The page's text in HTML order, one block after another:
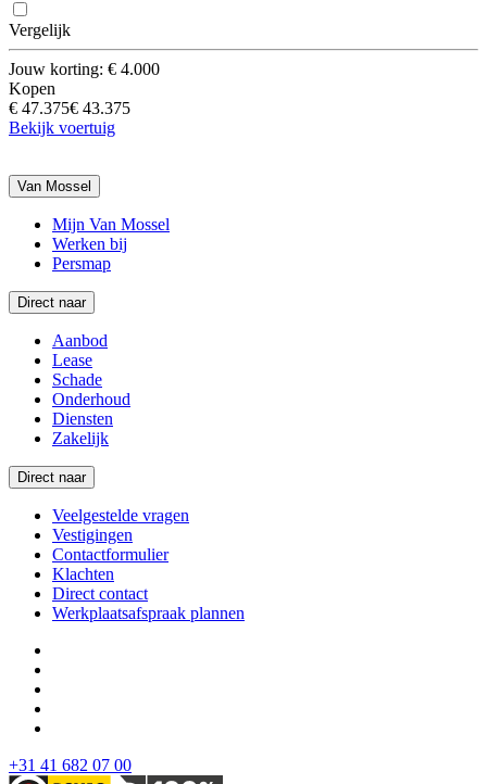
Vergelijk
Jouw korting: € 4.000
Kopen
€ 47.375€ 43.375
Bekijk voertuig
Van Mossel
Mijn Van Mossel
Werken bij
Persmap
Direct naar
Aanbod
Lease
Schade
Onderhoud
Diensten
Zakelijk
Direct naar
Veelgestelde vragen
Vestigingen
Contactformulier
Klachten
Direct contact
Werkplaatsafspraak plannen
+31 41 682 07 00